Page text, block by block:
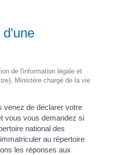
de l'information légale et
Ministère chargé de la vie
venez de déclarer votre
vous vous demandez si
national des
au répertoire
les réponses aux